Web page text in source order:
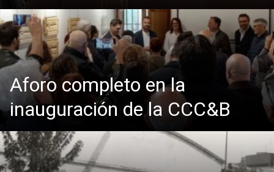
Aforo completo en la
inauguración de la CCC&B